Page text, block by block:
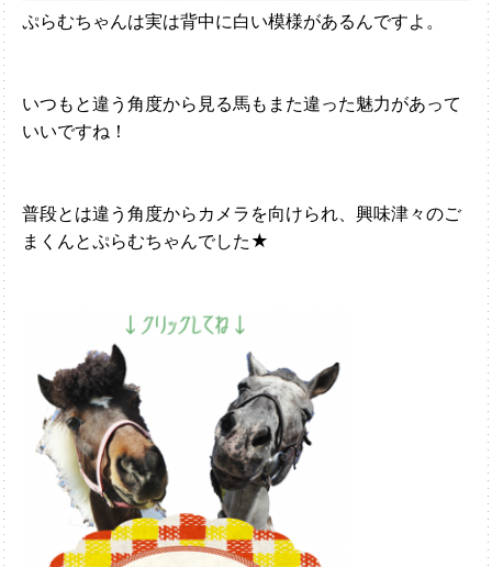
ぷらむちゃんは実は背中に白い模様があるんですよ。
いつもと違う角度から見る馬もまた違った魅力があって
いいですね！
普段とは違う角度からカメラを向けられ、興味津々のご
まくんとぷらむちゃんでした★